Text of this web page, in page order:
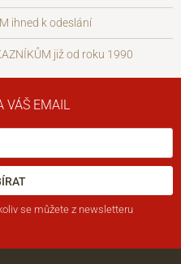
ihned k odeslání
již od roku 1990
VÁŠ EMAIL
se můžete z newsletteru